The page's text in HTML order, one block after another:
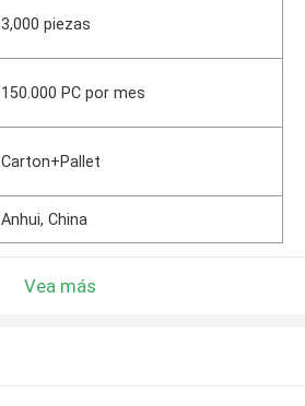
3,000 piezas
150.000 PC por mes
Carton+Pallet
Anhui, China
Vea más